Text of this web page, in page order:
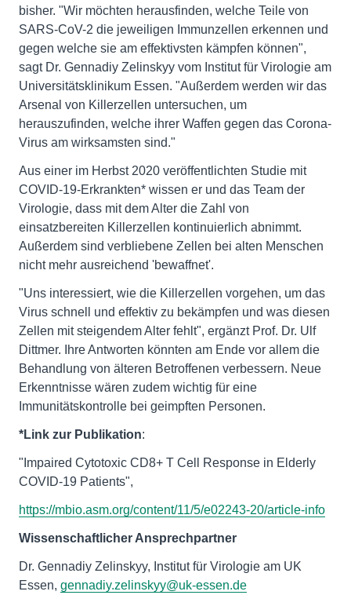
bisher. "Wir möchten herausfinden, welche Teile von
SARS-CoV-2 die jeweiligen Immunzellen erkennen und
gegen welche sie am effektivsten kämpfen können",
sagt Dr. Gennadiy Zelinskyy vom Institut für Virologie am
Universitätsklinikum Essen. "Außerdem werden wir das
Arsenal von Killerzellen untersuchen, um
herauszufinden, welche ihrer Waffen gegen das Corona-
Virus am wirksamsten sind."
Aus einer im Herbst 2020 veröffentlichten Studie mit
COVID-19-Erkrankten* wissen er und das Team der
Virologie, dass mit dem Alter die Zahl von
einsatzbereiten Killerzellen kontinuierlich abnimmt.
Außerdem sind verbliebene Zellen bei alten Menschen
nicht mehr ausreichend 'bewaffnet'.
"Uns interessiert, wie die Killerzellen vorgehen, um das
Virus schnell und effektiv zu bekämpfen und was diesen
Zellen mit steigendem Alter fehlt", ergänzt Prof. Dr. Ulf
Dittmer. Ihre Antworten könnten am Ende vor allem die
Behandlung von älteren Betroffenen verbessern. Neue
Erkenntnisse wären zudem wichtig für eine
Immunitätskontrolle bei geimpften Personen.
*Link zur Publikation:
"Impaired Cytotoxic CD8+ T Cell Response in Elderly
COVID-19 Patients",
https://mbio.asm.org/content/11/5/e02243-20/article-info
Wissenschaftlicher Ansprechpartner
Dr. Gennadiy Zelinskyy, Institut für Virologie am UK
Essen, gennadiy.zelinskyy@uk-essen.de